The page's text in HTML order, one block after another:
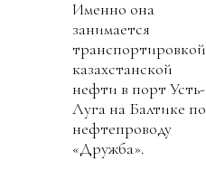
Именно она
занимается
транспортировкой
казахстанской
нефти в порт Усть-
Луга на Балтике по
нефтепроводу
«Дружба».